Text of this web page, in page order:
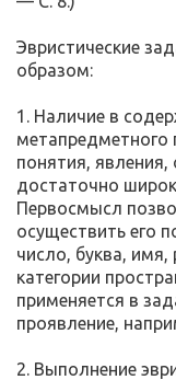
Эвристические
образом:
1. Наличие в
метапредметного
понятия, явления,
достаточно
Первосмысл
осуществить его
число, буква, имя,
категории
применяется в
проявление,
2. Выполнение